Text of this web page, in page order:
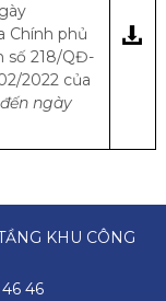
Chính phủ
số 218/QĐ-
2022 của
ngày
KHU CÔNG
46